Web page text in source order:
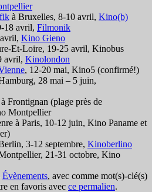
à Bruxelles, 8-10 avril, Kino(b)
18 avril, Filmonik
Kino Gieno
Et-Loire, 19-25 avril, Kinobus
avril, Kinolondon
, 12-20 mai, Kino5 (confirmé!)
28 mai – 5 juin,
Frontignan (plage près de
Montpellier
à Paris, 10-12 juin, Kino Paname et
3-12 septembre, Kinoberlino
21-31 octobre, Kino
Évènements, avec comme mot(s)-clé(s)
en favoris avec ce permalien.